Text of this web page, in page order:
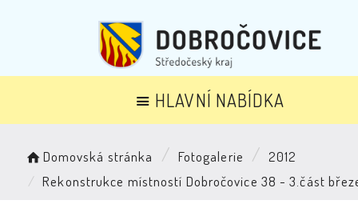
HLAVNÍ NABÍDKA
Domovská stránka Fotogalerie
2012
Rekonstrukce místností Dobročovice 38 - 3.část